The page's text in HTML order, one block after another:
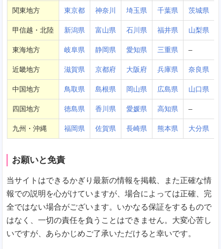
関東地方 東京都 神奈川 埼玉県 千葉県 茨城県
甲信越・北陸 新潟県 富山県 石川県 福井県 山梨県
東海地方 岐阜県 静岡県 愛知県 三重県 –
近畿地方 滋賀県 京都府 大阪府 兵庫県 奈良県
中国地方 鳥取県 島根県 岡山県 広島県 山口県
四国地方 徳島県 香川県 愛媛県 高知県 –
九州・沖縄 福岡県 佐賀県 長崎県 熊本県 大分県
お願いと免責
当サイトはできるかぎり最新の情報を掲載、また正確な情
報での説明を心がけていますが、場合によっては正確、完
全ではない場合がございます。いかなる保証をするもので
はなく、一切の責任を負うことはできません。大変心苦し
いですが、あらかじめご了承いただけると幸いです。